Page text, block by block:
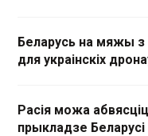
Беларусь на мяжы з
для украінскіх
Расія можа
прыкладзе Беларусі